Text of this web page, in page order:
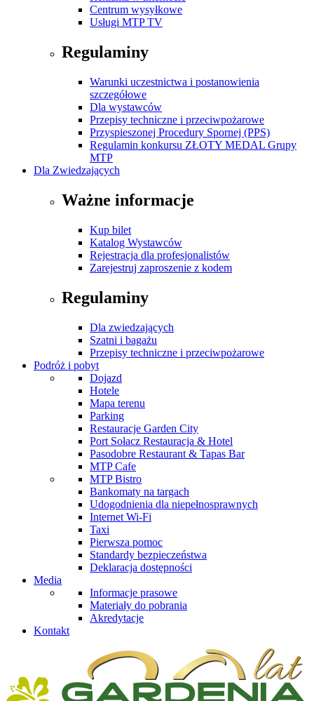
Centrum wysyłkowe
Usługi MTP TV
Regulaminy
Warunki uczestnictwa i postanowienia
szczegółowe
Dla wystawców
Przepisy techniczne i przeciwpożarowe
Przyspieszonej Procedury Spornej (PPS)
Regulamin konkursu ZŁOTY MEDAL Grupy
MTP
Dla Zwiedzających
Ważne informacje
Kup bilet
Katalog Wystawców
Rejestracja dla profesjonalistów
Zarejestruj zaproszenie z kodem
Regulaminy
Dla zwiedzających
Szatni i bagażu
Przepisy techniczne i przeciwpożarowe
Podróż i pobyt
Dojazd
Hotele
Mapa terenu
Parking
Restauracje Garden City
Port Sołacz Restauracja & Hotel
Pasodobre Restaurant & Tapas Bar
MTP Cafe
MTP Bistro
Bankomaty na targach
Udogodnienia dla niepełnosprawnych
Internet Wi-Fi
Taxi
Pierwsza pomoc
Standardy bezpieczeństwa
Deklaracja dostępności
Media
Informacje prasowe
Materiały do pobrania
Akredytacje
Kontakt